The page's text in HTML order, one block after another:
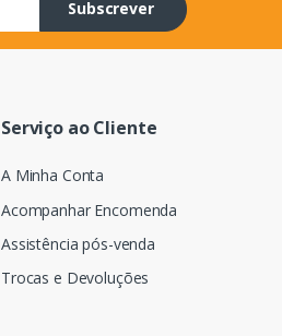
Subscrever
Serviço ao Cliente
A Minha Conta
Acompanhar Encomenda
Assistência pós-venda
Trocas e Devoluções